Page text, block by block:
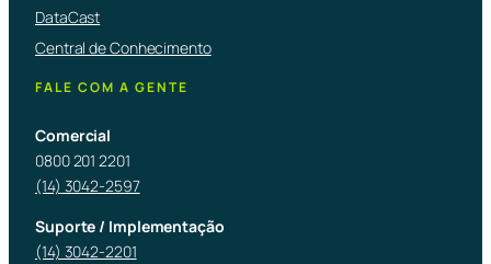
DataCast
Central de Conhecimento
FALE COM A GENTE
Comercial
0800 201 2201
(14) 3042-2597
Suporte / Implementação
(14) 3042-2201